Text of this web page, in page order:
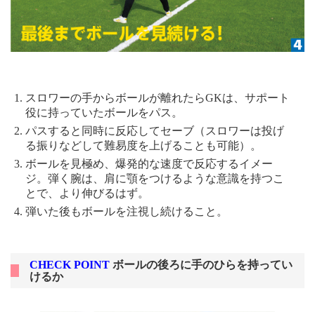
スロワーの手からボールが離れたらGKは、サポート
役に持っていたボールをパス。
パスすると同時に反応してセーブ（スロワーは投げ
る振りなどして難易度を上げることも可能）。
ボールを見極め、爆発的な速度で反応するイメー
ジ。弾く腕は、肩に顎をつけるような意識を持つこ
とで、より伸びるはず。
弾いた後もボールを注視し続けること。
CHECK POINT ボールの後ろに手のひらを持ってい
けるか